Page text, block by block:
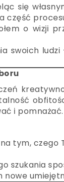
się
część
o wizji
swoich
i pomnażać.
tym, czego
szukania
nowe